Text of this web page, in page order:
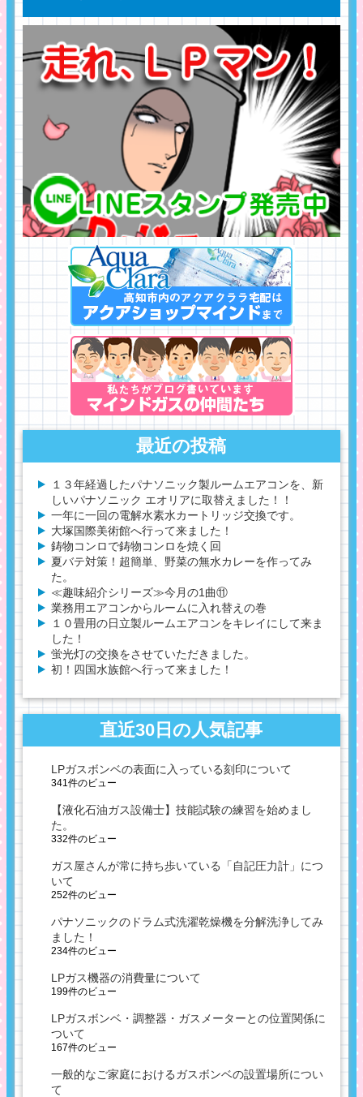
最近の投稿
１３年経過したパナソニック製ルームエアコンを、新
しいパナソニック エオリアに取替えました！！
一年に一回の電解水素水カートリッジ交換です。
大塚国際美術館へ行って来ました！
鋳物コンロで鋳物コンロを焼く回
夏バテ対策！超簡単、野菜の無水カレーを作ってみ
た。
≪趣味紹介シリーズ≫今月の1曲⑪
業務用エアコンからルームに入れ替えの巻
１０畳用の日立製ルームエアコンをキレイにして来ま
した！
蛍光灯の交換をさせていただきました。
初！四国水族館へ行って来ました！
直近30日の人気記事
LPガスボンベの表面に入っている刻印について
341件のビュー
【液化石油ガス設備士】技能試験の練習を始めまし
た。
332件のビュー
ガス屋さんが常に持ち歩いている「自記圧力計」につ
いて
252件のビュー
パナソニックのドラム式洗濯乾燥機を分解洗浄してみ
ました！
234件のビュー
LPガス機器の消費量について
199件のビュー
LPガスボンベ・調整器・ガスメーターとの位置関係に
ついて
167件のビュー
一般的なご家庭におけるガスボンベの設置場所につい
て